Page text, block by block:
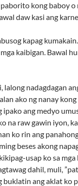
kong baboy
daw kasi ang
kapag
kaibigan. Bawal
lalong nadagdagan
ako ng nanay
ipako ang medyo
na raw gawin iyon,
ko rin ang
beses akong
usap ko sa
dahil, muli,
buklatin ang aklat ko